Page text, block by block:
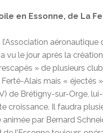
en Essonne, de La
l’Association
vu le jour après la
» de plusieurs
Alais mais « éjectés
de Brétigny-sur-Orge,
croissance. Il faudra
animée par Bernard